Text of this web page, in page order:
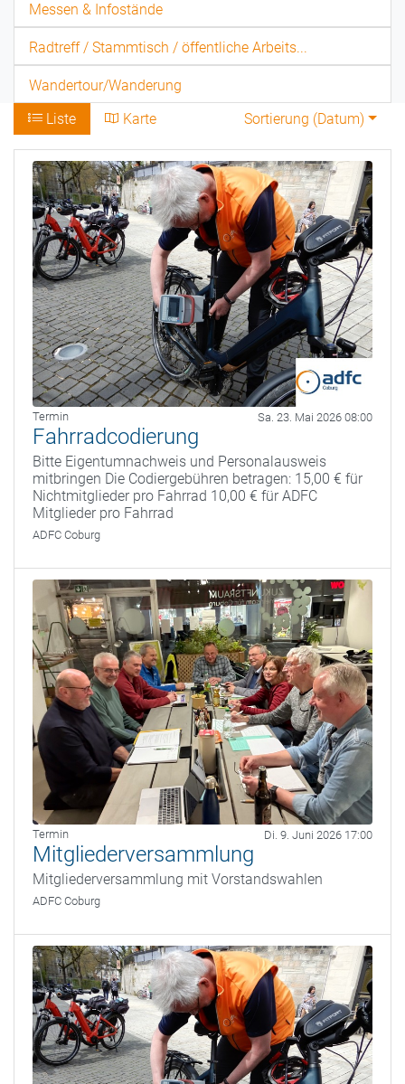
Messen & Infostände
Radtreff / Stammtisch / öffentliche Arbeits...
Wandertour/Wanderung
Liste
Karte Sortierung (Datum)
Termin Sa. 23. Mai 2026 08:00
Fahrradcodierung
Bitte Eigentumnachweis und Personalausweis
mitbringen Die Codiergebühren betragen: 15,00 € für
Nichtmitglieder pro Fahrrad 10,00 € für ADFC
Mitglieder pro Fahrrad
ADFC Coburg
Termin Di. 9. Juni 2026 17:00
Mitgliederversammlung
Mitgliederversammlung mit Vorstandswahlen
ADFC Coburg